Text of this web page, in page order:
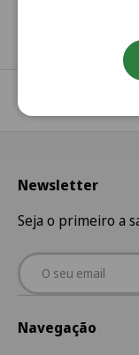
Newsletter
Seja o primeiro a
Email
Navegação